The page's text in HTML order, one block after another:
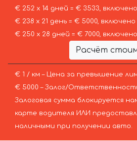
€ 252 х 14 дней = € 3533,
€ 238 х 21 день = € 5000, включено
€ 250 х 28 дней = € 7000,
Расчёт
€ 1 / км – Цена за превышение
€ 5000 – Залог/
Залоговая сумма блокируется
карте водителя ИЛИ
наличными при получении авто.